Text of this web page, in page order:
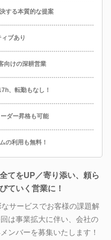
する本質的な提案
ブあり
向けの深耕営業
、転勤もなし！
ダー昇格も可能
の利用も無料！
てをUP／寄り添い、頼ら
ていく営業に！
サービスでお客様の課題解
は事業拡大に伴い、会社の
ンバーを募集いたします！